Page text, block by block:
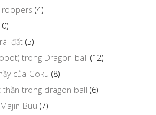
(4)
đất (5)
trong Dragon ball (12)
của Goku (8)
thần trong dragon ball (6)
Buu (7)